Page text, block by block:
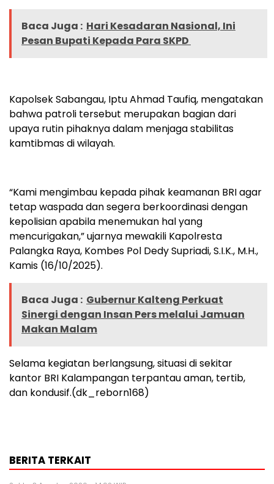
Baca Juga : Hari Kesadaran Nasional, Ini
Pesan Bupati Kepada Para SKPD
Kapolsek Sabangau, Iptu Ahmad Taufiq, mengatakan
bahwa patroli tersebut merupakan bagian dari
upaya rutin pihaknya dalam menjaga stabilitas
kamtibmas di wilayah.
“Kami mengimbau kepada pihak keamanan BRI agar
tetap waspada dan segera berkoordinasi dengan
kepolisian apabila menemukan hal yang
mencurigakan,” ujarnya mewakili Kapolresta
Palangka Raya, Kombes Pol Dedy Supriadi, S.I.K., M.H.,
Kamis (16/10/2025).
Baca Juga : Gubernur Kalteng Perkuat
Sinergi dengan Insan Pers melalui Jamuan
Makan Malam
Selama kegiatan berlangsung, situasi di sekitar
kantor BRI Kalampangan terpantau aman, tertib,
dan kondusif.(dk_reborn168)
BERITA TERKAIT